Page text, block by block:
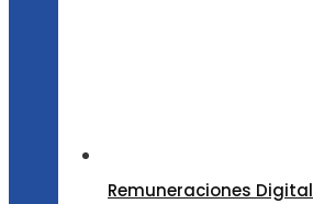
Remuneraciones Digital